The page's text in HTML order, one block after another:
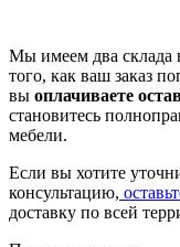
Мы имеем два склада
того, как ваш заказ
вы оплачиваете
становитесь
мебели.
Если вы хотите
консультацию,
доставку по всей